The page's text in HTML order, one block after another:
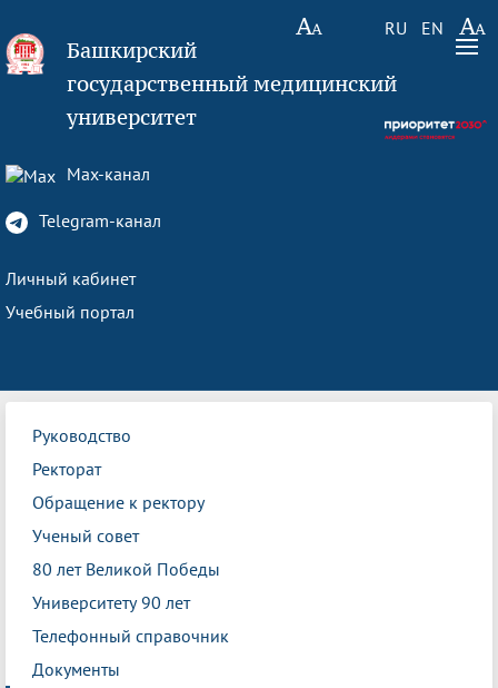
RU EN
Башкирский
государственный медицинский
университет
Max-канал
Telegram-канал
Личный кабинет
Учебный портал
Руководство
Ректорат
Обращение к ректору
Ученый совет
80 лет Великой Победы
Университету 90 лет
Телефонный справочник
Документы